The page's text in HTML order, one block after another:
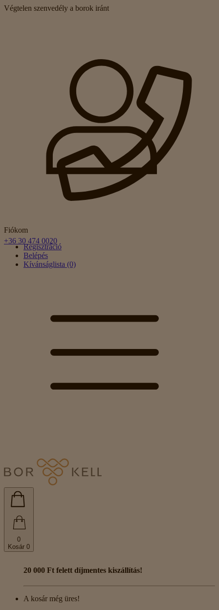
Végtelen szenvedély a borok iránt
Fiókom
Regisztráció
Belépés
Kívánságlista (0)
+36 30 474 0020
0
Kosár 0
20 000 Ft felett díjmentes kiszállítás!
A kosár még üres!